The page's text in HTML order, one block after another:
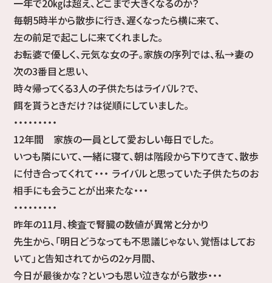
一年で20㎏は超え、どこまで大きくなるのか？
毎朝5時半から散歩に行き、遅くなったら横に来て、
左の前足で起こしに来てくれました。
お転婆で優しく、元気な女の子。家族の序列では、私→妻の
次の3番目と思い、
時々帰ってくる3人の子供たちはライバル？で、
餌を貰うときだけ？は従順にしていました。
・・・・・・・・・
12年間 家族の一員として愛おしい毎日でした。
いつも隣にいて、一緒に寝て、朝は階段から下りてきて、散歩
に付き合ってくれて・・・ ライバルと思っていた子供たちのお
相手にも会うことが出来たな・・・
・・・・・・・・・
昨年の11月、検査で腎臓の数値が異常と分かり
先生から、「明日どうなっても不思議じゃない、覚悟はしてお
いて」と告知されてからの2ヶ月間、
今日が最後かな？といつも思い泣きながら散歩・・・